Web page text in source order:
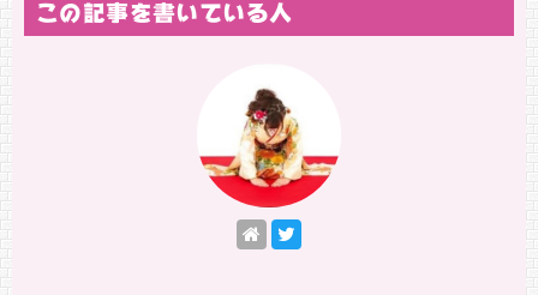
この記事を書いている人